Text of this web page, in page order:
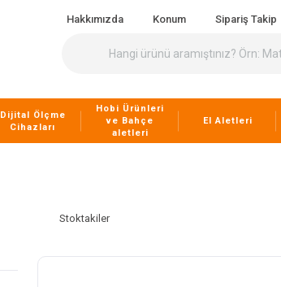
Hakkımızda Konum Sipariş Takip
Dijital Ölçme
Cihazları
Hobi Ürünleri
ve Bahçe
aletleri
El Aletleri
Stoktakiler